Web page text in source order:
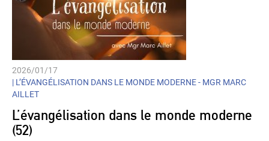
2026/01/17
| L’ÉVANGÉLISATION DANS LE MONDE MODERNE - MGR MARC
AILLET
L’évangélisation dans le monde moderne
(52)